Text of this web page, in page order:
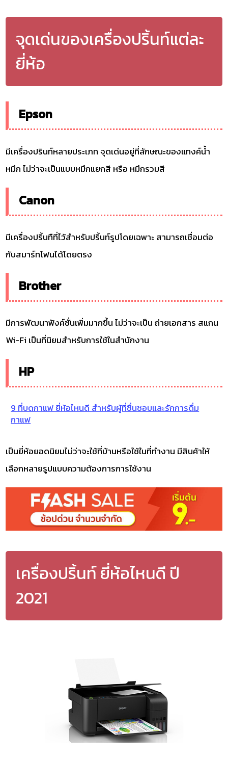
จุดเด่นของเครื่องปริ้นท์แต่ละ
ยี่ห้อ
Epson
มีเครื่องปรินท์หลายประเภท จุดเด่นอยู่ที่ลักษณะของแทงค์น้ำ
หมึก ไม่ว่าจะเป็นแบบหมึกแยกสี หรือ หมึกรวมสี
Canon
มีเครื่องปริ้นทืที่ไว้สำหรับปริ้นท์รูปโดยเฉพาะ สามารถเชื่อมต่อ
กับสมาร์ทโฟนได้โดยตรง
Brother
มีการพัฒนาฟังค์ชั่นเพิ่มมากขึ้น ไม่ว่าจะเป็น ถ่ายเอกสาร สแกน
Wi-Fi เป็นที่นิยมสำหรับการใช้ในสำนักงาน
HP
9 ที่บดกาแฟ ยี่ห้อไหนดี สำหรับผู้ที่ชื่นชอบและรักการดื่ม
กาแฟ
เป็นยี่ห้อยอดนิยมไม่ว่าจะใช้ที่บ้านหรือใช้ในที่ทำงาน มีสินค้าให้
เลือกหลายรูปแบบความต้องการการใช้งาน
เครื่องปริ้นท์ ยี่ห้อไหนดี ปี
2021